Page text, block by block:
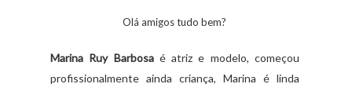
Olá amigos tudo bem?
Marina Ruy Barbosaé atriz e modelo, começou
profissionalmente ainda criança, Marina é linda